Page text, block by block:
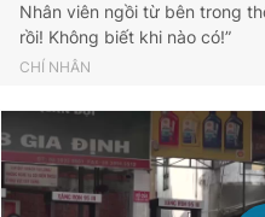
Nhân viên ngồi từ bên trong
rồi! Không biết khi nào có!”
CHÍ NHÂN